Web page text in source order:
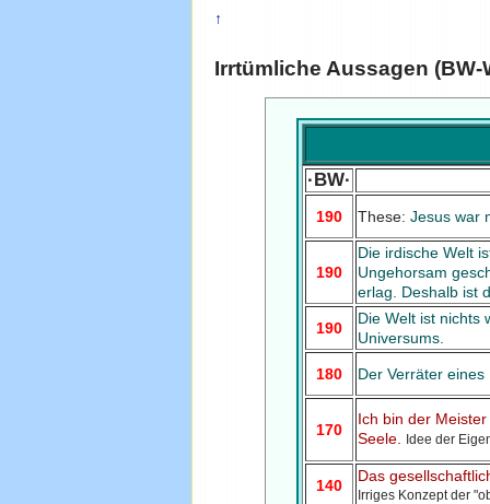
↑
Irrtümliche Aussagen (BW-
·BW·
190 These:Jesus war
190
Die irdische Welt
Ungehorsam
erlag. Deshalb ist
190
Die Welt ist nichts
Universums.
180 Der Verräter
170
Ich bin der
Seele.
Idee der
140
Das
Irriges Konzept der